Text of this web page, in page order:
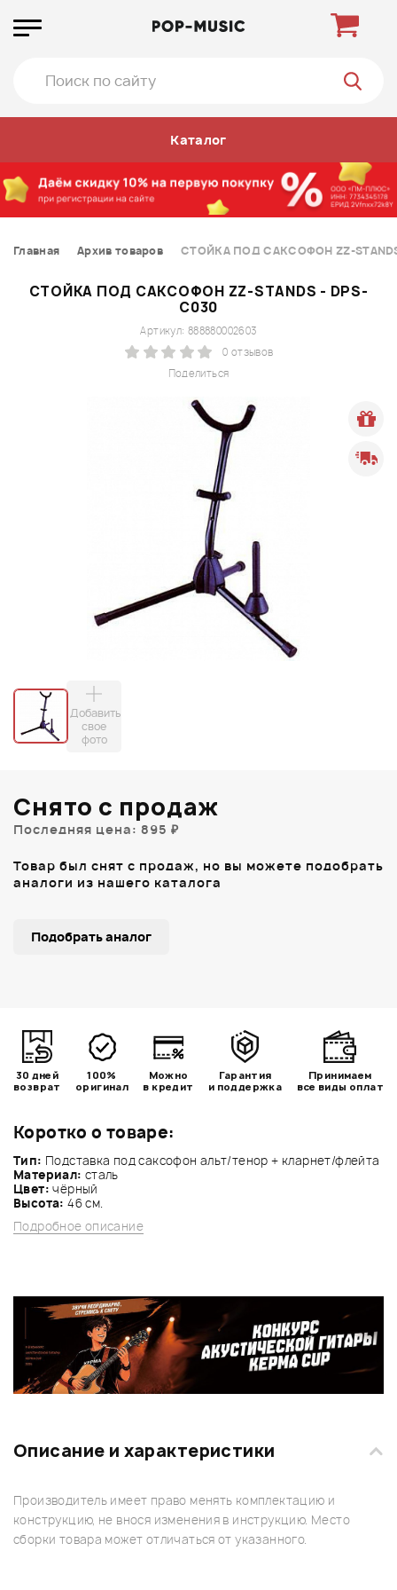
Каталог
Главная Архив товаров СТОЙКА ПОД САКСОФОН ZZ-
СТОЙКА ПОД САКСОФОН ZZ-STANDS - DPS-
C030
Поделиться
Артикул: 888880002603
0 отзывов
Добавить
свое
фото
Коротко о товаре:
Тип: Подставка под саксофон альт/тенор + кларнет/флейта
Материал: сталь
Цвет: чёрный
Высота: 46 см.
Подробное описание
Снято с продаж
Последняя цена: 895 ₽
Товар был снят с продаж, но вы можете подобрать
аналоги из нашего каталога
Подобрать аналог
30 дней
возврат
100%
оригинал
Можно
в кредит
Гарантия
и поддержка
Принимаем
все виды оплат
Описание и характеристики
Производитель имеет право менять комплектацию и
конструкцию, не внося изменения в инструкцию. Место
сборки товара может отличаться от указанного.